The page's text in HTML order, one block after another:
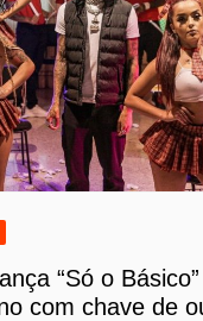
“Só o
com chave de